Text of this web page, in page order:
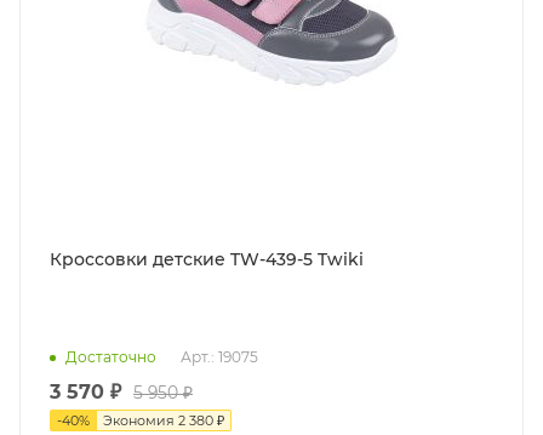
Кроссовки детские TW-439-5 Twiki
Достаточно Арт.: 19075
3 570 ₽ 5 950 ₽
-40% Экономия 2 380 ₽